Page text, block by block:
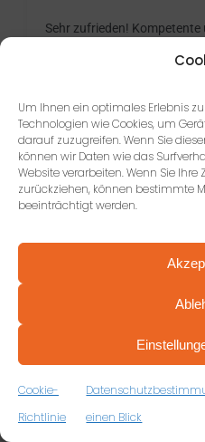
Um Ihnen ein optimales Erlebnis
Technologien wie Cookies, um
darauf zuzugreifen. Wenn Sie
können wir Daten wie das
Website verarbeiten. Wenn Sie
zurückziehen, können bestimmte
beeinträchtigt werden.
Cookie-
Richtlinie
einen Blick
Sehr zufrieden!
hoher Qualitätsstandard.
HABEN
Kontaktieren
uns auf
JETZT
KOSTENFREIE
ZUM